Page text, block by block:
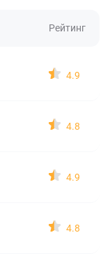
Рейтинг
4.9
4.8
4.9
4.8